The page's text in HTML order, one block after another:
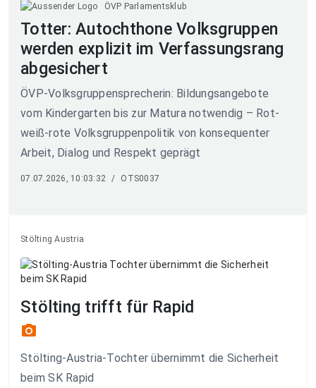
ÖVP Parlamentsklub
Totter: Autochthone Volksgruppen
werden explizit im Verfassungsrang
abgesichert
ÖVP-Volksgruppensprecherin: Bildungsangebote
vom Kindergarten bis zur Matura notwendig – Rot-
weiß-rote Volksgruppenpolitik von konsequenter
Arbeit, Dialog und Respekt geprägt
07.07.2026, 10:03:32 / OTS0037
Stölting Austria
Stölting trifft für Rapid
photo_camera
Stölting-Austria-Tochter übernimmt die Sicherheit
beim SK Rapid